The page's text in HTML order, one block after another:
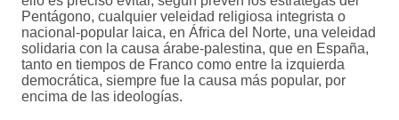
Pentágono, cualquier veleidad religiosa integrista o
nacional-popular laica, en África del Norte, una veleidad
solidaria con la causa árabe-palestina, que en España,
tanto en tiempos de Franco como entre la izquierda
democrática, siempre fue la causa más popular, por
encima de las ideologías.